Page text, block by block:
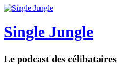
Single Jungle
Le podcast des célibataires